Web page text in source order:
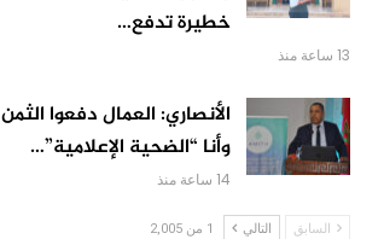
خطيرة تدفع…
13 ساعة منذ
الأنصاري: العمال دفعوا الثمن
وأنا “الضحية الإعلامية”…
14 ساعة منذ
السابق التالي 1 من 2,005